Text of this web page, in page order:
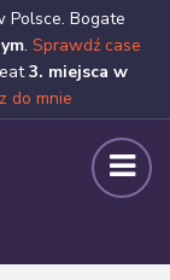
Polsce. Bogate
. Sprawdź case
3. miejsca w
do mnie